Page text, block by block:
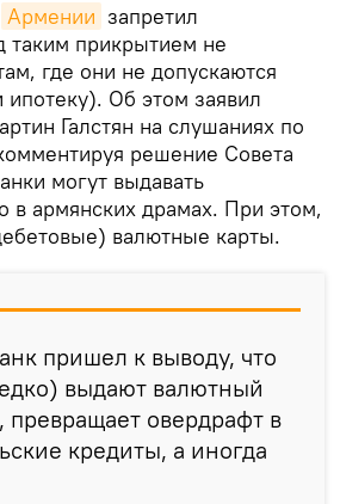
Армении запретил
таким прикрытием не
где они не допускаются
Об этом заявил
Галстян на слушаниях по
решение Совета
могут выдавать
в армянских драмах. При этом,
валютные карты.
пришел к выводу, что
выдают валютный
превращает овердрафт в
кредиты, а иногда